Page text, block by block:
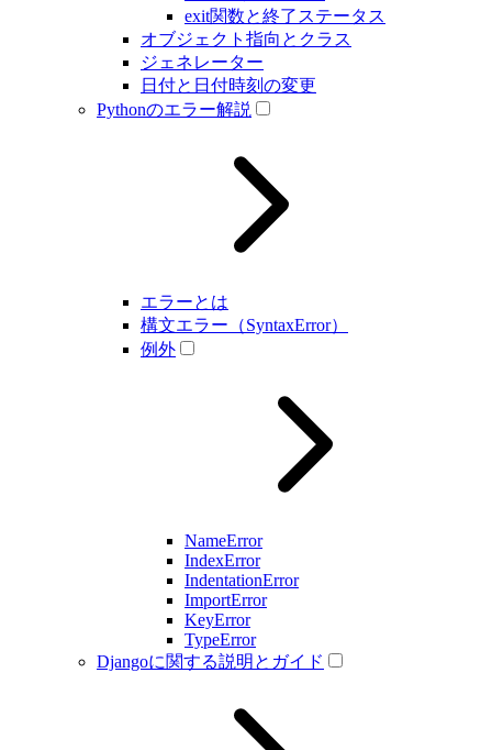
exit関数と終了ステータス
オブジェクト指向とクラス
ジェネレーター
日付と日付時刻の変更
Pythonのエラー解説
エラーとは
構文エラー（SyntaxError）
例外
NameError
IndexError
IndentationError
ImportError
KeyError
TypeError
Djangoに関する説明とガイド